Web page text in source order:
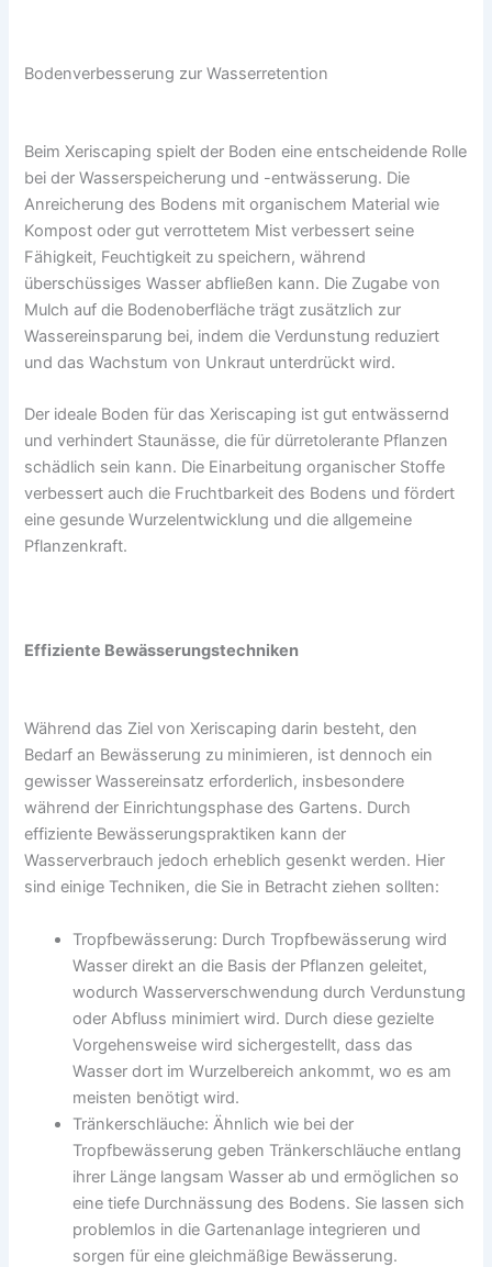
Bodenverbesserung zur Wasserretention
Beim Xeriscaping spielt der Boden eine entscheidende Rolle
bei der Wasserspeicherung und -entwässerung. Die
Anreicherung des Bodens mit organischem Material wie
Kompost oder gut verrottetem Mist verbessert seine
Fähigkeit, Feuchtigkeit zu speichern, während
überschüssiges Wasser abfließen kann. Die Zugabe von
Mulch auf die Bodenoberfläche trägt zusätzlich zur
Wassereinsparung bei, indem die Verdunstung reduziert
und das Wachstum von Unkraut unterdrückt wird.
Der ideale Boden für das Xeriscaping ist gut entwässernd
und verhindert Staunässe, die für dürretolerante Pflanzen
schädlich sein kann. Die Einarbeitung organischer Stoffe
verbessert auch die Fruchtbarkeit des Bodens und fördert
eine gesunde Wurzelentwicklung und die allgemeine
Pflanzenkraft.
Effiziente Bewässerungstechniken
Während das Ziel von Xeriscaping darin besteht, den
Bedarf an Bewässerung zu minimieren, ist dennoch ein
gewisser Wassereinsatz erforderlich, insbesondere
während der Einrichtungsphase des Gartens. Durch
effiziente Bewässerungspraktiken kann der
Wasserverbrauch jedoch erheblich gesenkt werden. Hier
sind einige Techniken, die Sie in Betracht ziehen sollten:
Tropfbewässerung: Durch Tropfbewässerung wird
Wasser direkt an die Basis der Pflanzen geleitet,
wodurch Wasserverschwendung durch Verdunstung
oder Abfluss minimiert wird. Durch diese gezielte
Vorgehensweise wird sichergestellt, dass das
Wasser dort im Wurzelbereich ankommt, wo es am
meisten benötigt wird.
Tränkerschläuche: Ähnlich wie bei der
Tropfbewässerung geben Tränkerschläuche entlang
ihrer Länge langsam Wasser ab und ermöglichen so
eine tiefe Durchnässung des Bodens. Sie lassen sich
problemlos in die Gartenanlage integrieren und
sorgen für eine gleichmäßige Bewässerung.